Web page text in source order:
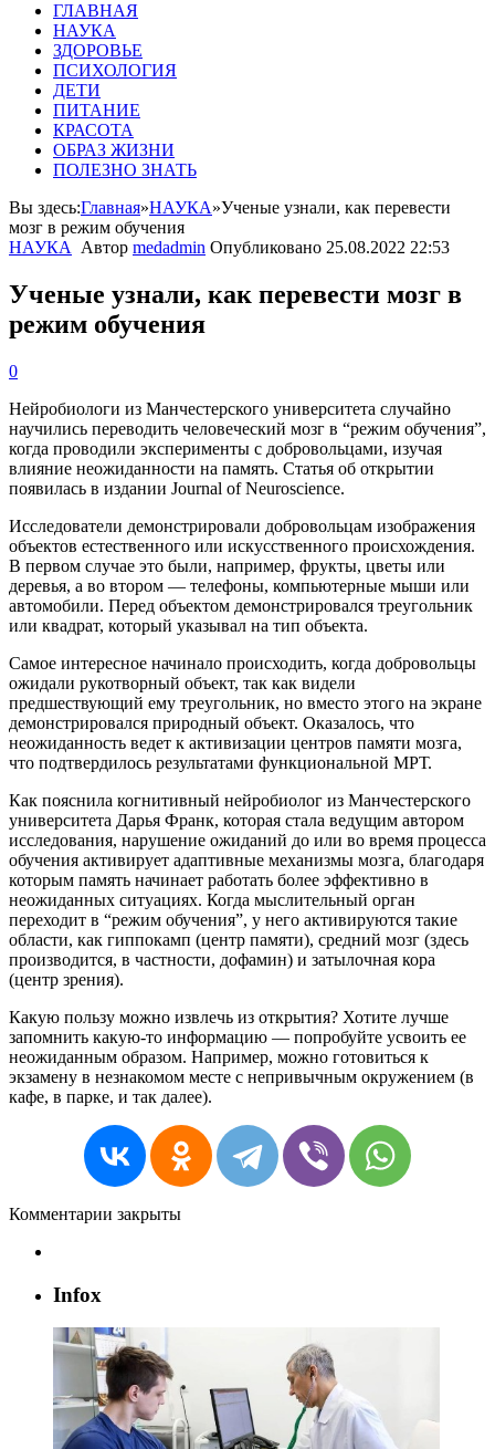
ГЛАВНАЯ
НАУКА
ЗДОРОВЬЕ
ПСИХОЛОГИЯ
ДЕТИ
ПИТАНИЕ
КРАСОТА
ОБРАЗ ЖИЗНИ
ПОЛЕЗНО ЗНАТЬ
Вы здесь:Главная»НАУКА»Ученые узнали, как перевести
мозг в режим обучения
НАУКА
Автор medadmin Опубликовано 25.08.2022 22:53
Ученые узнали, как перевести мозг в
режим обучения
0
Нейробиологи из Манчестерского университета случайно
научились переводить человеческий мозг в “режим обучения”,
когда проводили эксперименты с добровольцами, изучая
влияние неожиданности на память. Статья об открытии
появилась в издании Journal of Neuroscience.
Исследователи демонстрировали добровольцам изображения
объектов естественного или искусственного происхождения.
В первом случае это были, например, фрукты, цветы или
деревья, а во втором — телефоны, компьютерные мыши или
автомобили. Перед объектом демонстрировался треугольник
или квадрат, который указывал на тип объекта.
Самое интересное начинало происходить, когда добровольцы
ожидали рукотворный объект, так как видели
предшествующий ему треугольник, но вместо этого на экране
демонстрировался природный объект. Оказалось, что
неожиданность ведет к активизации центров памяти мозга,
что подтвердилось результатами функциональной МРТ.
Как пояснила когнитивный нейробиолог из Манчестерского
университета Дарья Франк, которая стала ведущим автором
исследования, нарушение ожиданий до или во время процесса
обучения активирует адаптивные механизмы мозга, благодаря
которым память начинает работать более эффективно в
неожиданных ситуациях. Когда мыслительный орган
переходит в “режим обучения”, у него активируются такие
области, как гиппокамп (центр памяти), средний мозг (здесь
производится, в частности, дофамин) и затылочная кора
(центр зрения).
Какую пользу можно извлечь из открытия? Хотите лучше
запомнить какую-то информацию — попробуйте усвоить ее
неожиданным образом. Например, можно готовиться к
экзамену в незнакомом месте с непривычным окружением (в
кафе, в парке, и так далее).
Комментарии закрыты
Infox